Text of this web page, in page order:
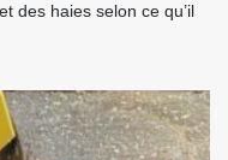
des haies selon ce qu’il